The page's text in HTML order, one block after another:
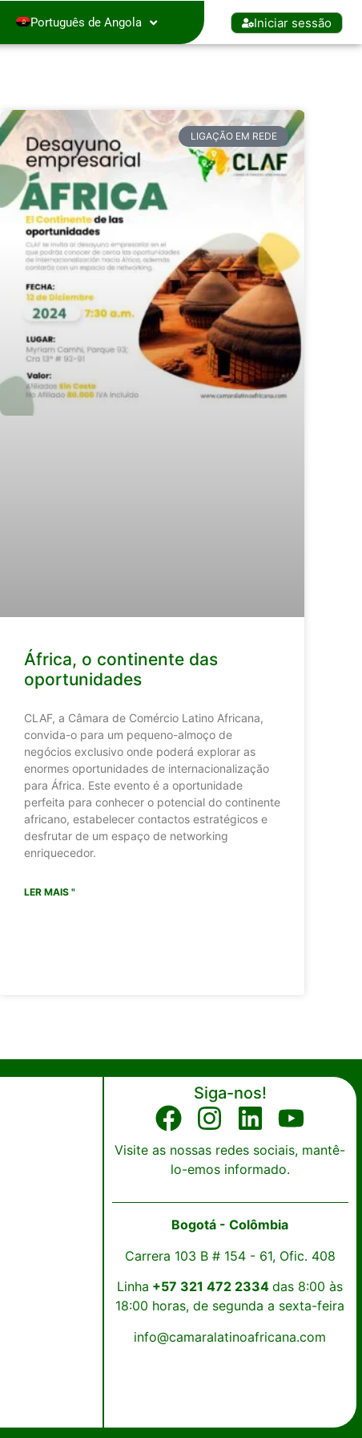
Português de Angola Iniciar sessão
LIGAÇÃO EM REDE
África, o continente das
oportunidades
CLAF, a Câmara de Comércio Latino Africana,
convida-o para um pequeno-almoço de
negócios exclusivo onde poderá explorar as
enormes oportunidades de internacionalização
para África. Este evento é a oportunidade
perfeita para conhecer o potencial do continente
africano, estabelecer contactos estratégicos e
desfrutar de um espaço de networking
enriquecedor.
LER MAIS "
Siga-nos!
Visite as nossas redes sociais, mantê-
lo-emos informado.
Bogotá - Colômbia
Carrera 103 B # 154 - 61, Ofic. 408
Linha +57 321 472 2334das 8:00 às
18:00 horas, de segunda a sexta-feira
info@camaralatinoafricana.com